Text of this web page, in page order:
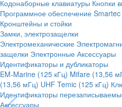
Кодонаборные клавиатуры Кнопки
Программное обеспечение Smartec
Кронштейны и стойки
Замки, электрозащелки
Электромеханические
защелки Электронные Аксессуары
Идентификаторы и дубликаторы
EM-Marine (125 кГц) Mifare (13,56
(13,56 мГц) UHF Temic (125 кГц)
Идентификаторы
Аксессуары